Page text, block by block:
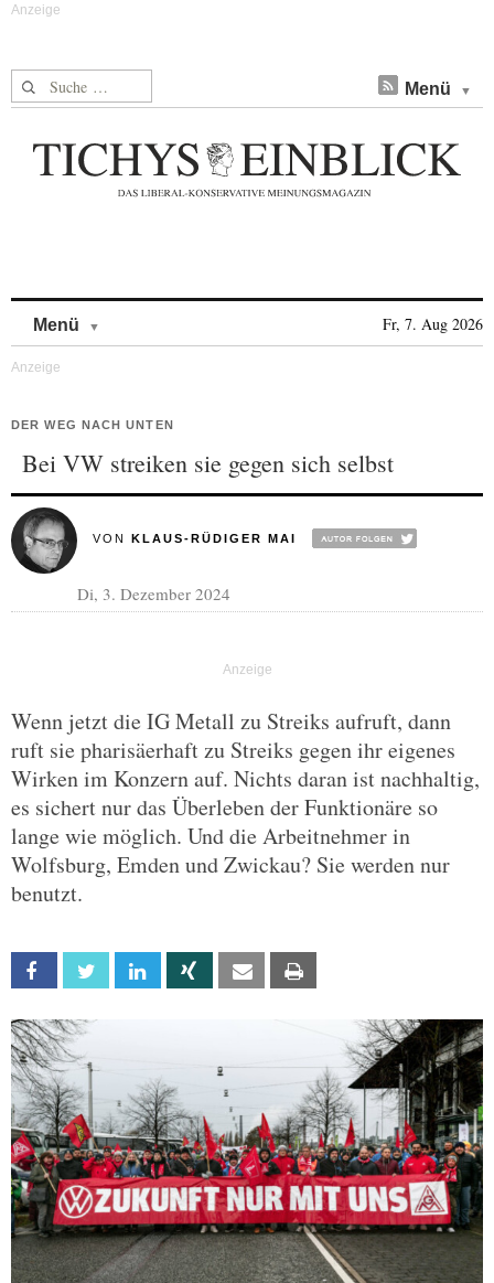
Suche nach: Menü
Menü Fr, 7. Aug 2026
DER WEG NACH UNTEN
Bei VW streiken sie gegen sich selbst
VON KLAUS-RÜDIGER MAI
Di, 3. Dezember 2024
Wenn jetzt die IG Metall zu Streiks aufruft, dann
ruft sie pharisäerhaft zu Streiks gegen ihr eigenes
Wirken im Konzern auf. Nichts daran ist nachhaltig,
es sichert nur das Überleben der Funktionäre so
lange wie möglich. Und die Arbeitnehmer in
Wolfsburg, Emden und Zwickau? Sie werden nur
benutzt.
Facebook Twitter Linkedin Xing Email